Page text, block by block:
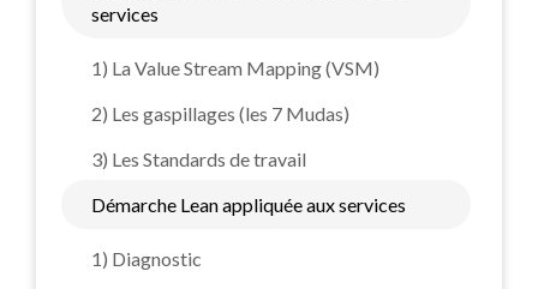
services
1) La Value Stream Mapping (VSM)
2) Les gaspillages (les 7 Mudas)
3) Les Standards de travail
Démarche Lean appliquée aux services
1) Diagnostic